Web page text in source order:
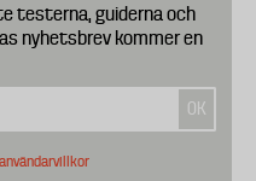
testerna, guiderna och
nyhetsbrev kommer en
användarvillkor